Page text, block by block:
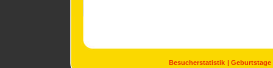
Besucherstatistik Geburtstage